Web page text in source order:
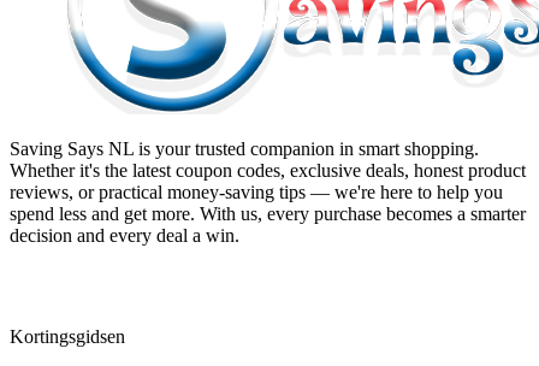
Saving Says NL is your trusted companion in smart shopping.
Whether it's the latest coupon codes, exclusive deals, honest product
reviews, or practical money-saving tips — we're here to help you
spend less and get more. With us, every purchase becomes a smarter
decision and every deal a win.
Kortingsgidsen